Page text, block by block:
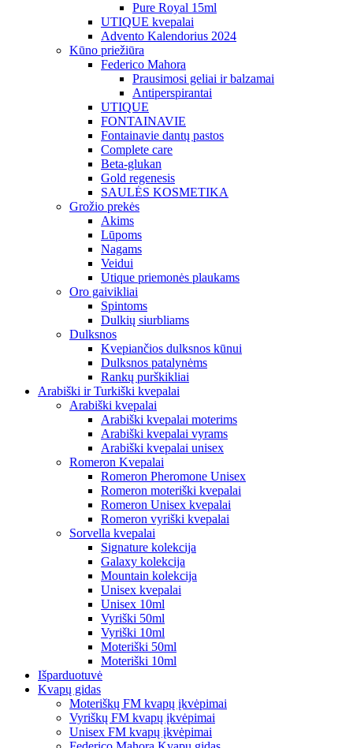
Pure Royal 15ml
UTIQUE kvepalai
Advento Kalendorius 2024
Kūno priežiūra
Federico Mahora
Prausimosi geliai ir balzamai
Antiperspirantai
UTIQUE
FONTAINAVIE
Fontainavie dantų pastos
Complete care
Beta-glukan
Gold regenesis
SAULĖS KOSMETIKA
Grožio prekės
Akims
Lūpoms
Nagams
Veidui
Utique priemonės plaukams
Oro gaivikliai
Spintoms
Dulkių siurbliams
Dulksnos
Kvepiančios dulksnos kūnui
Dulksnos patalynėms
Rankų purškikliai
Arabiški ir Turkiški kvepalai
Arabiški kvepalai
Arabiški kvepalai moterims
Arabiški kvepalai vyrams
Arabiški kvepalai unisex
Romeron Kvepalai
Romeron Pheromone Unisex
Romeron moteriški kvepalai
Romeron Unisex kvepalai
Romeron vyriški kvepalai
Sorvella kvepalai
Signature kolekcija
Galaxy kolekcija
Mountain kolekcija
Unisex kvepalai
Unisex 10ml
Vyriški 50ml
Vyriški 10ml
Moteriški 50ml
Moteriški 10ml
Išparduotuvė
Kvapų gidas
Moteriškų FM kvapų įkvėpimai
Vyriškų FM kvapų įkvėpimai
Unisex FM kvapų įkvėpimai